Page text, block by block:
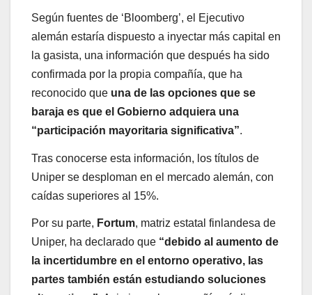
Según fuentes de ‘Bloomberg’, el Ejecutivo
alemán estaría dispuesto a inyectar más capital en
la gasista, una información que después ha sido
confirmada por la propia compañía, que ha
reconocido que una de las opciones que se
baraja es que el Gobierno adquiera una
“participación mayoritaria significativa”.
Tras conocerse esta información, los títulos de
Uniper se desploman en el mercado alemán, con
caídas superiores al 15%.
Por su parte, Fortum, matriz estatal finlandesa de
Uniper, ha declarado que “debido al aumento de
la incertidumbre en el entorno operativo, las
partes también están estudiando soluciones